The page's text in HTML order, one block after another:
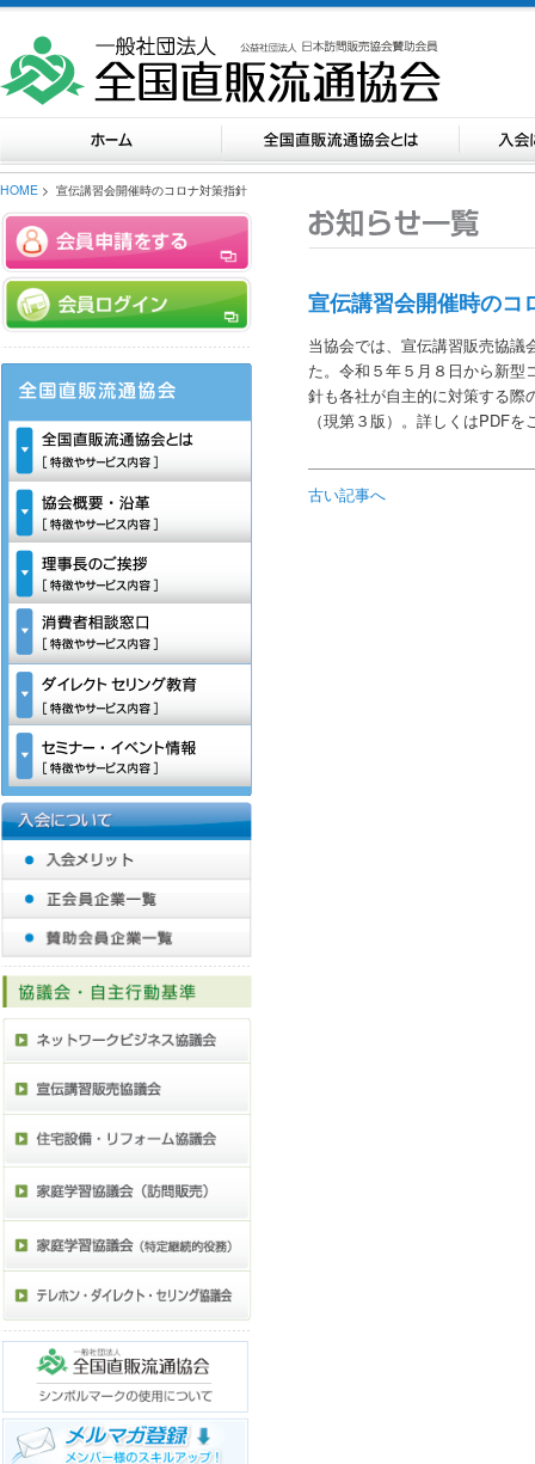
HOME > 宣伝講習会開催時のコロナ対策指針
宣伝講習会開催時の
当協会では、宣伝講習販売協
た。令和５年５月８日から新
針も各社が自主的に対策する際
（現第３版）。詳しくはPDFを
古い記事へ